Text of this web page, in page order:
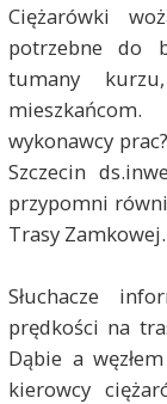
Ciężarówki
potrzebne do
tumany
wykonawcy
Szczecin
przypomni
Trasy Zamkowej.
Słuchacze
prędkości na
Dąbie a
kierowcy